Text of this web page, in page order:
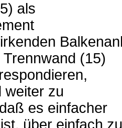
als
(15)
weiter zu
es einfacher
über einfach zu